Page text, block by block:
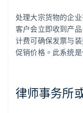
处理大宗货物的企
客户会立即收到产
计费可确保发票与
促销价格。此系统
律师事务所